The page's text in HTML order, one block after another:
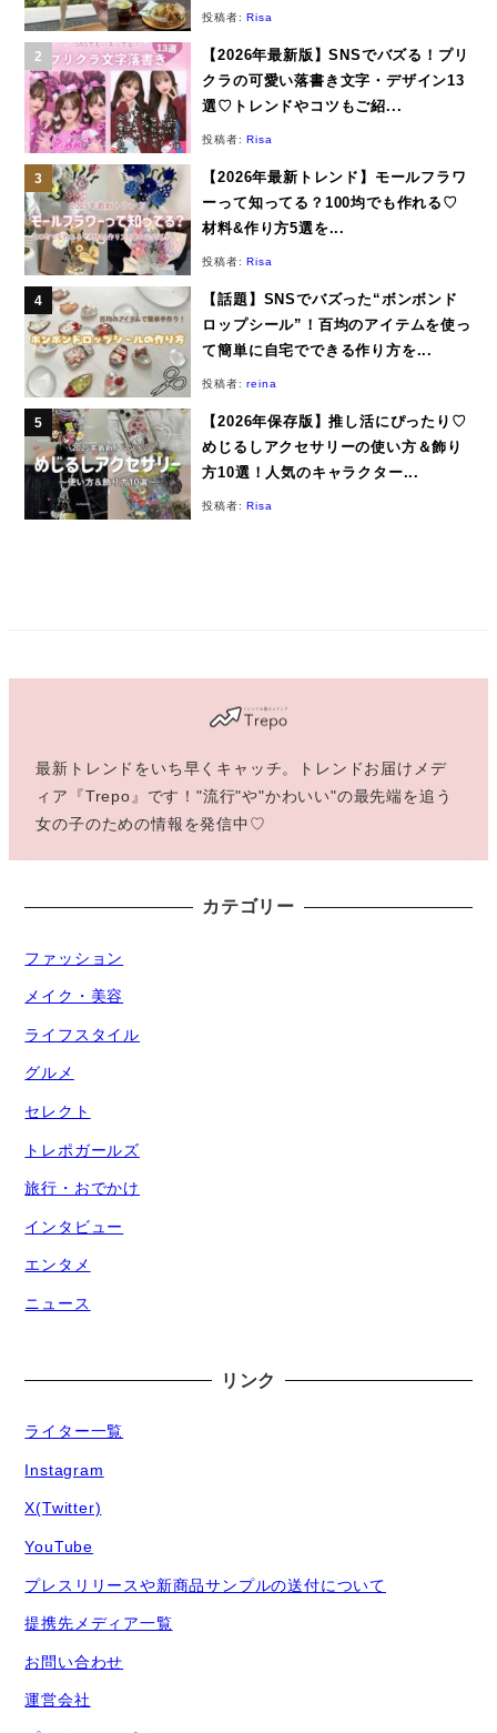
投稿者: Risa
【2026年最新版】SNSでバズる！プリ
クラの可愛い落書き文字・デザイン13
選♡トレンドやコツもご紹...
投稿者: Risa
【2026年最新トレンド】モールフラワ
ーって知ってる？100均でも作れる♡
材料&作り方5選を...
投稿者: Risa
【話題】SNSでバズった“ボンボンド
ロップシール”！百均のアイテムを使っ
て簡単に自宅でできる作り方を...
投稿者:reina
【2026年保存版】推し活にぴったり♡
めじるしアクセサリーの使い方＆飾り
方10選！人気のキャラクター...
投稿者: Risa
最新トレンドをいち早くキャッチ。トレンドお届けメデ
ィア『Trepo』です！"流行"や"かわいい"の最先端を追う
女の子のための情報を発信中♡
カテゴリー
ファッション
メイク・美容
ライフスタイル
グルメ
セレクト
トレポガールズ
旅行・おでかけ
インタビュー
エンタメ
ニュース
リンク
ライター一覧
Instagram
X(Twitter)
YouTube
プレスリリースや新商品サンプルの送付について
提携先メディア一覧
お問い合わせ
運営会社